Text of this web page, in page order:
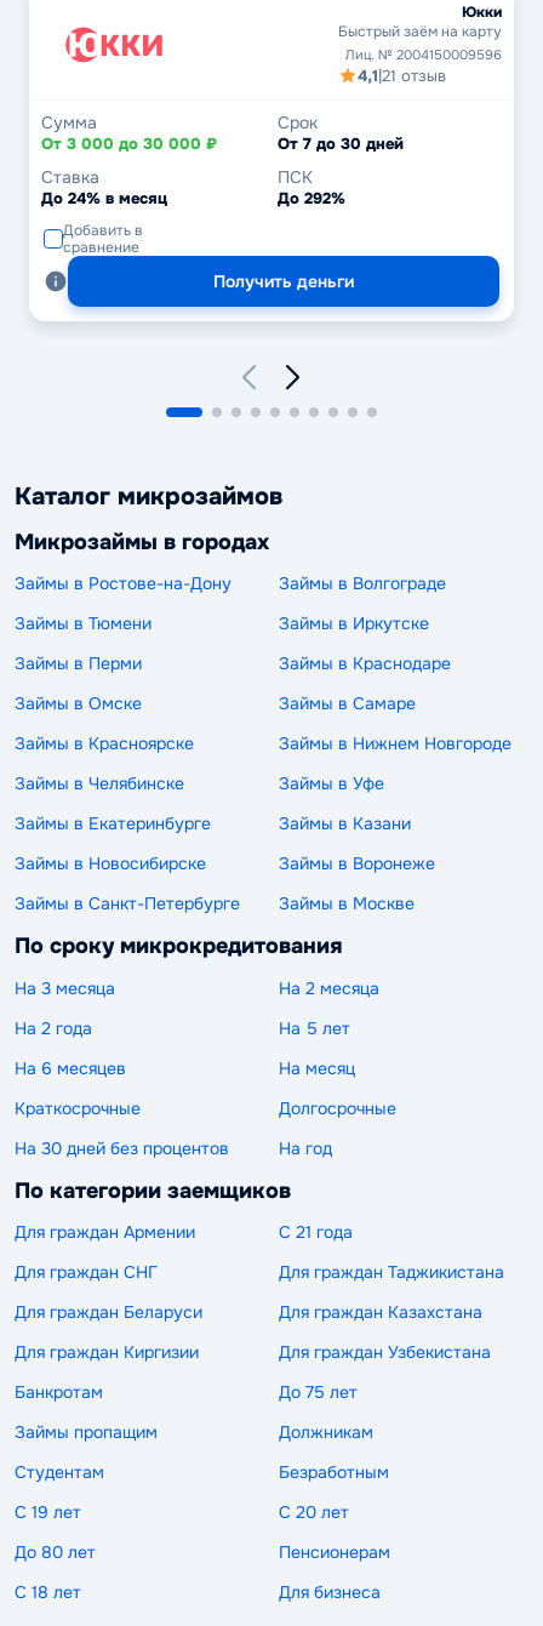
Юкки
Быстрый заём на карту
Лиц. № 2004150009596
4,1|21 отзыв
Сумма
От 3 000 до 30 000 ₽
Срок
От 7 до 30 дней
Ставка
До 24% в месяц
ПСК
До 292%
Добавить в
сравнение
Получить деньги
Каталог микрозаймов
Микрозаймы в городах
Займы в Ростове-на-Дону
Займы в Волгограде
Займы в Тюмени
Займы в Иркутске
Займы в Перми
Займы в Краснодаре
Займы в Омске
Займы в Самаре
Займы в Красноярске
Займы в Нижнем Новгороде
Займы в Челябинске
Займы в Уфе
Займы в Екатеринбурге
Займы в Казани
Займы в Новосибирске
Займы в Воронеже
Займы в Санкт-Петербурге
Займы в Москве
По сроку микрокредитования
На 3 месяца
На 2 месяца
На 2 года
На 5 лет
На 6 месяцев
На месяц
Краткосрочные
Долгосрочные
На 30 дней без процентов
На год
По категории заемщиков
Для граждан Армении
С 21 года
Для граждан СНГ
Для граждан Таджикистана
Для граждан Беларуси
Для граждан Казахстана
Для граждан Киргизии
Для граждан Узбекистана
Банкротам
До 75 лет
Займы пропащим
Должникам
Студентам
Безработным
С 19 лет
С 20 лет
До 80 лет
Пенсионерам
С 18 лет
Для бизнеса